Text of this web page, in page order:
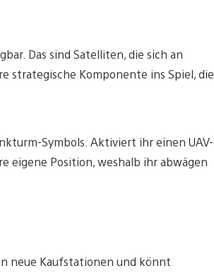
Das sind Satelliten, die sich an
strategische Komponente ins Spiel, die
Symbols. Aktiviert ihr einen UAV-
eigene Position, weshalb ihr abwägen
neue Kaufstationen und könnt